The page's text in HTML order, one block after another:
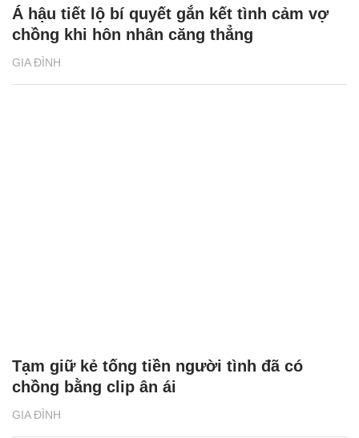
GIA ĐÌNH
Á hậu tiết lộ bí quyết gắn kết tình cảm vợ
chồng khi hôn nhân căng thẳng
GIA ĐÌNH
Tạm giữ kẻ tống tiền người tình đã có
chồng bằng clip ân ái